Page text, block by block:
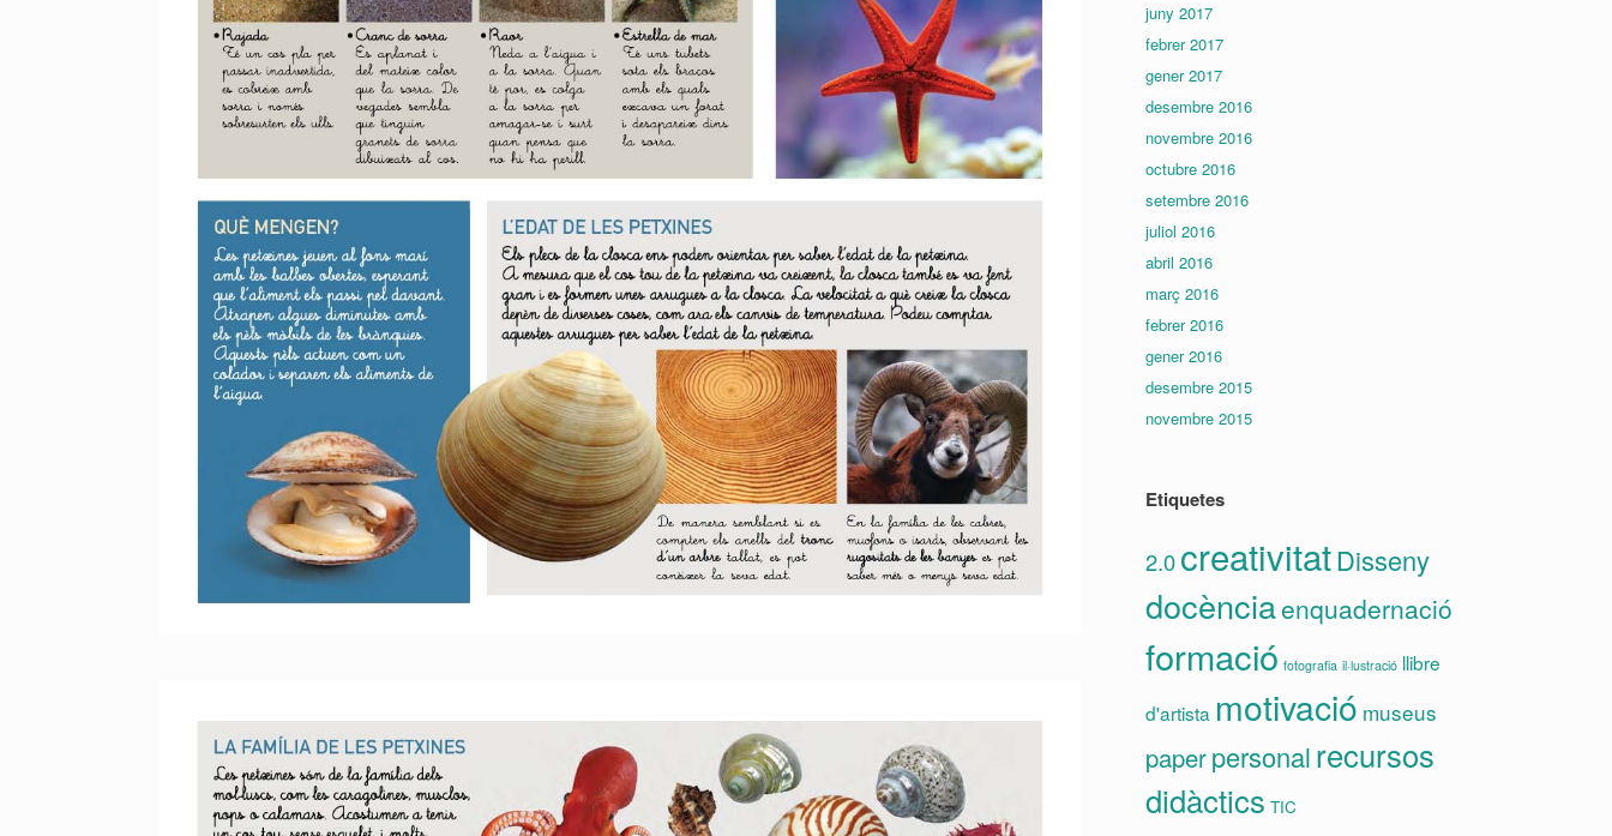
juny 2017
febrer 2017
gener 2017
desembre 2016
novembre 2016
octubre 2016
setembre 2016
juliol 2016
abril 2016
març 2016
febrer 2016
gener 2016
desembre 2015
novembre 2015
Etiquetes
2.0creativitatDisseny
docènciaenquadernació
formació fotografia il·lustració llibre
d'artista motivació museus
paperpersonalrecursos
didàctics TIC